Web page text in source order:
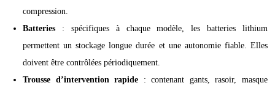
compression.
Batteries : spécifiques à chaque modèle, les batteries lithium
permettent un stockage longue durée et une autonomie fiable. Elles
doivent être contrôlées périodiquement.
Trousse d’intervention rapide : contenant gants, rasoir, masque